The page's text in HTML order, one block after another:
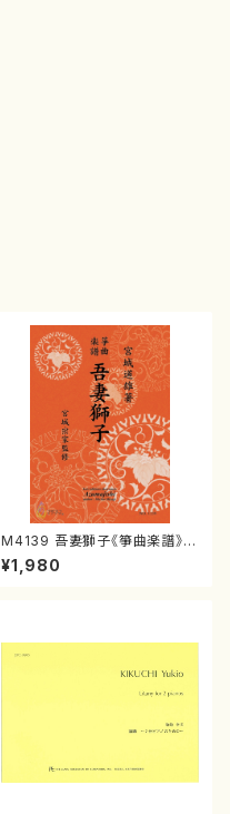
M4139 吾妻獅子《箏曲楽譜》
（箏/宮城道雄著・宮城宗家監修/
箏曲古典楽譜）
¥1,980